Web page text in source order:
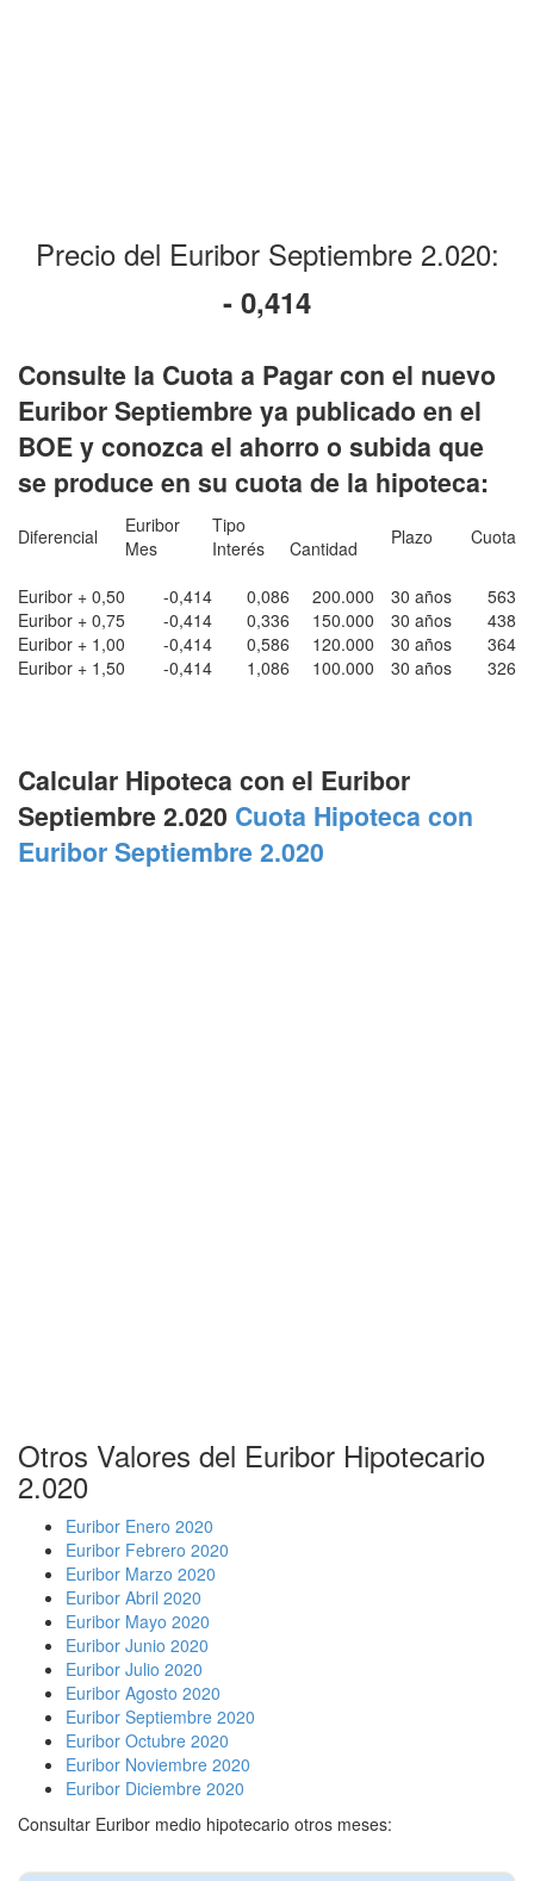
Precio del Euribor Septiembre 2.020:
- 0,414
Consulte la Cuota a Pagar con el nuevo
Euribor Septiembre ya publicado en el
BOE y conozca el ahorro o subida que
se produce en su cuota de la hipoteca:
Diferencial
Euribor
Mes
Tipo
Interés
Cantidad Plazo Cuota
Euribor + 0,50 -0,414 0,086 200.000 30 años
563
Euribor + 0,75
-0,414 0,336 150.000 30 años
438
Euribor + 1,00
-0,414 0,586 120.000 30 años
364
Euribor + 1,50
-0,414 1,086 100.000 30 años 326
Calcular Hipoteca con el Euribor
Septiembre 2.020 Cuota Hipoteca con
Euribor Septiembre 2.020
Otros Valores del Euribor Hipotecario
2.020
Euribor Enero 2020
Euribor Febrero 2020
Euribor Marzo 2020
Euribor Abril 2020
Euribor Mayo 2020
Euribor Junio 2020
Euribor Julio 2020
Euribor Agosto 2020
Euribor Septiembre 2020
Euribor Octubre 2020
Euribor Noviembre 2020
Euribor Diciembre 2020
Consultar Euribor medio hipotecario otros meses: